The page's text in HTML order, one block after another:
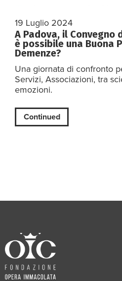
19 Luglio 2024
A Padova, il Convegno
è possibile una Buona
Demenze?
Una giornata di confronto
Servizi, Associazioni, tra
emozioni.
Continued